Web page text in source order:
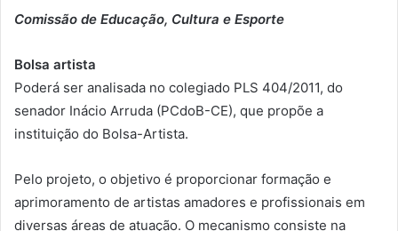
Comissão de Educação, Cultura e Esporte
Bolsa artista
Poderá ser analisada no colegiado PLS 404/2011, do
senador Inácio Arruda (PCdoB-CE), que propõe a
instituição do Bolsa-Artista.
Pelo projeto, o objetivo é proporcionar formação e
aprimoramento de artistas amadores e profissionais em
diversas áreas de atuação. O mecanismo consiste na